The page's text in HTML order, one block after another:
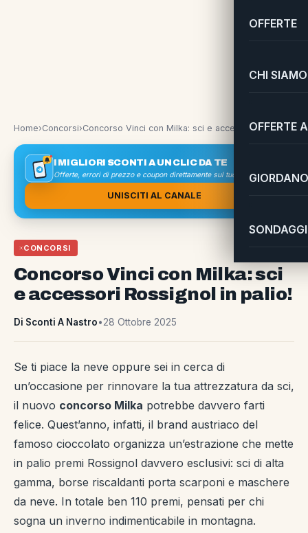
OFFERTE
CHI SIAMO
OFFERTE
Home›Concorsi› Concorso Vinci con Milka: sci e accessori Rossignol in palio!
I MIGLIORI SCONTI A UN CLIC DA TE
Offerte, errori di prezzo e coupon direttamente sul tuo smartphone
UNISCITI AL CANALE
CONCORSI
Concorso Vinci con Milka: sci
e accessori Rossignol in palio!
Di Sconti A Nastro•28 Ottobre 2025
Se ti piace la neve oppure sei in cerca di
un’occasione per rinnovare la tua attrezzatura da sci,
il nuovo concorso Milka potrebbe davvero farti
felice. Quest’anno, infatti, il brand austriaco del
famoso cioccolato organizza un’estrazione che mette
in palio premi Rossignol davvero esclusivi: sci di alta
gamma, borse riscaldanti porta scarponi e maschere
da neve. In totale ben 110 premi, pensati per chi
sogna un inverno indimenticabile in montagna.